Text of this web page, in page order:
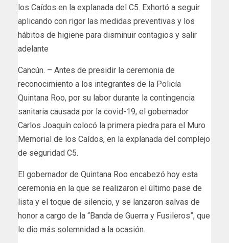
los Caídos en la explanada del C5. Exhortó a seguir
aplicando con rigor las medidas preventivas y los
hábitos de higiene para disminuir contagios y salir
adelante
Cancún. – Antes de presidir la ceremonia de
reconocimiento a los integrantes de la Policía
Quintana Roo, por su labor durante la contingencia
sanitaria causada por la covid-19, el gobernador
Carlos Joaquín colocó la primera piedra para el Muro
Memorial de los Caídos, en la explanada del complejo
de seguridad C5.
El gobernador de Quintana Roo encabezó hoy esta
ceremonia en la que se realizaron el último pase de
lista y el toque de silencio, y se lanzaron salvas de
honor a cargo de la “Banda de Guerra y Fusileros”, que
le dio más solemnidad a la ocasión.